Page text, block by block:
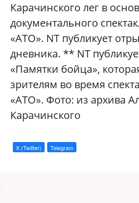
Карачинского лег в
документального
«АТО». NT публикует
дневника. ** NT
«Памятки бойца»,
зрителям во время
«АТО». Фото: из архива
Карачинского
X (Twitter) Telegram